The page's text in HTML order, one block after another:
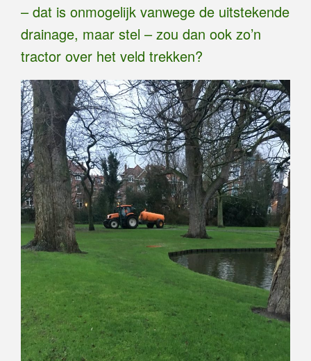
– dat is onmogelijk vanwege de uitstekende
drainage, maar stel – zou dan ook zo’n
tractor over het veld trekken?